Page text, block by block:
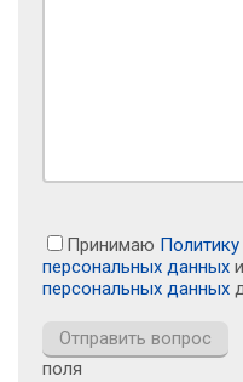
Принимаю
персональных данных и
персональных данных
поля